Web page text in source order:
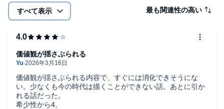
すべて表示 最も関連性の高い
価値観が揺さぶられる内容で、すぐには消化できそうにな
い。少なくも今の時代は描くことができない話。あとに引か
れる話だった。
希少性から4。
価値観が揺さぶられる